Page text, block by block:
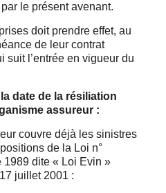
le présent avenant.
doit prendre effet, au
de leur contrat
suit l’entrée en vigueur du
date de la résiliation
assureur :
couvre déjà les sinistres
de la Loi n°
1989 dite « Loi Evin »
juillet 2001 :